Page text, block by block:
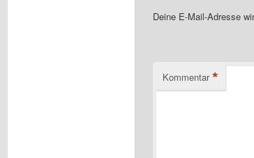
Deine E-Mail-Adresse
Kommentar *